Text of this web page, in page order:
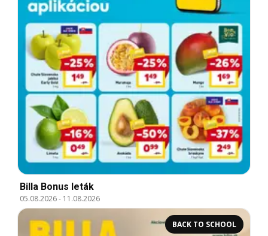
Billa Bonus leták
05.08.2026- 11.08.2026
BACK TO SCHOOL